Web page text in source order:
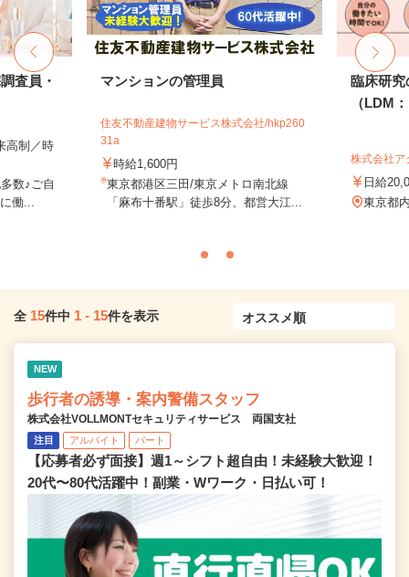
査員・
高制／時
数♪ご自
働...
マンションの管理員
住友不動産建物サービス株式会社/hkp260
31a
時給1,600円
東京都港区三田/東京メトロ南北線
「麻布十番駅」徒歩8分、都営大江...
臨床研究
（LDM
株式会社ア
日給
東京都
全 15件中 1 - 15件を表示
NEW
歩行者の誘導・案内警備スタッフ
株式会社VOLLMONTセキュリティサービス 両国支社
注目 アルバイト パート
【応募者必ず面接】週1～シフト超自由！未経験大歓迎！
20代〜80代活躍中！副業・Wワーク・日払い可！